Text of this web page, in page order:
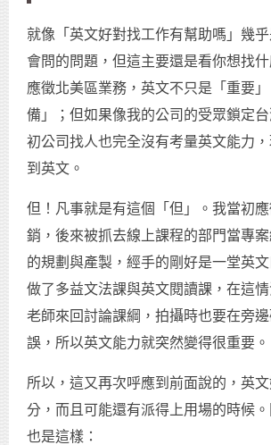
就像「英文好對找工作有幫助嗎」幾
會問的問題，但這主要還是看你想找
應徵北美區業務，英文不只是「重要
備」；但如果像我的公司的受眾鎖定
初公司找人也完全沒有考量英文能力
到英文。
但！凡事就是有這個「但」。我當初
銷，後來被抓去線上課程的部門當專
的規劃與產製，經手的剛好是一堂英
做了多益文法課與英文閱讀課，在這
老師來回討論課綱，拍攝時也要在旁
誤，所以英文能力就突然變得很重要。
所以，這又再次呼應到前面說的，英
分，而且可能還有派得上用場的時候
也是這樣：